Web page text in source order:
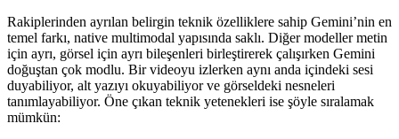
Rakiplerinden ayrılan belirgin teknik özelliklere sahip Gemini’nin en
temel farkı, native multimodal yapısında saklı. Diğer modeller metin
için ayrı, görsel için ayrı bileşenleri birleştirerek çalışırken Gemini
doğuştan çok modlu. Bir videoyu izlerken aynı anda içindeki sesi
duyabiliyor, alt yazıyı okuyabiliyor ve görseldeki nesneleri
tanımlayabiliyor. Öne çıkan teknik yetenekleri ise şöyle sıralamak
mümkün: